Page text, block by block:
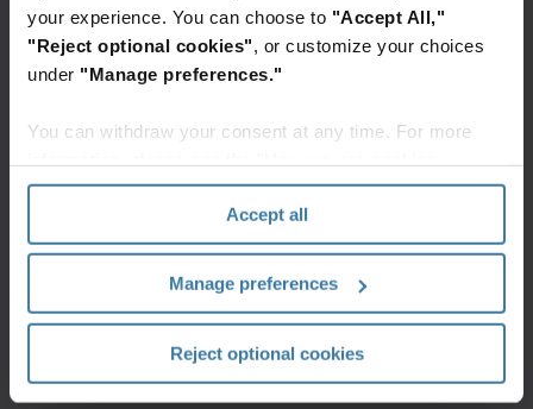
your experience. You can choose to "Accept All,"
"Reject optional cookies", or customize your choices
under "Manage preferences."
You can withdraw your consent at any time. For more
section" of ourPrivacy Policy.
Accept all
Manage preferences
Reject optional cookies
Etap 2
Iron Mountain z usługami Asseco
Uruchomienie i
komercjalizacja usług
Etap 4